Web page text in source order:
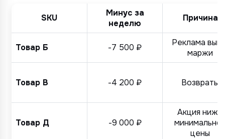
SKU
Минус за
неделю
Причина
Товар Б -7 500 ₽
Реклама
маржи
Товар В -4 200 ₽ Возвраты
Товар Д -9 000 ₽
Акция ниже
цены